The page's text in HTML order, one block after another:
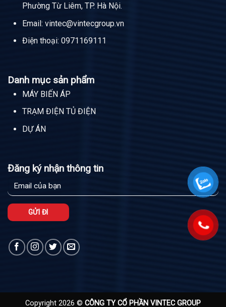
Phường Từ Liêm, TP. Hà Nội.
Email:vintec@vintecgroup.vn
Điện thoại:0971169111
Danh mục sản phẩm
MÁY BIẾN ÁP
TRẠM ĐIỆN TỦ ĐIỆN
DỰ ÁN
Đăng ký nhận thông tin
Copyright 2026 © CÔNG TY CỔ PHẦN VINTEC GROUP